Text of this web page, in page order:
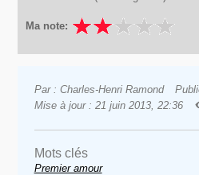
Ma note:
Par : Charles-Henri Ramond
Mise à jour : 21 juin 2013, 22:36
Mots clés
Premier amour